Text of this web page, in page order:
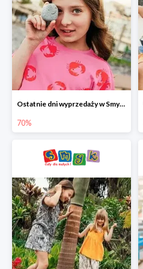
Ostatnie dni wyprzedaży w Smyku - ubrania i buty do -70%
70%